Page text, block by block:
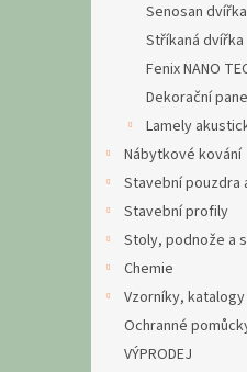
Senosan dvířka
Stříkaná dvířka
Fenix NANO
Dekorační
Lamely
Nábytkové kování
Stavební pouzdra
Stavební profily
Stoly, podnože a
Chemie
Vzorníky,
Ochranné
VÝPRODEJ